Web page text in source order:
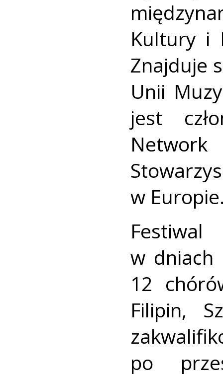
Kultury i
Znajduje
Unii
jest
w
w dniach
12
Filipin,
po